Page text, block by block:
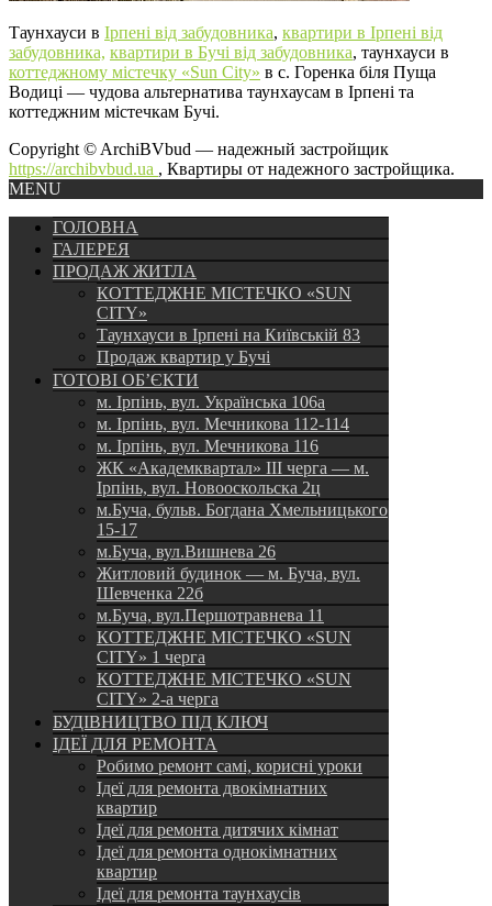
Таунхауси в Ірпені від забудовника, квартири в Ірпені від
забудовника, квартири в Бучі від забудовника, таунхауси в
коттеджному містечку «Sun City» в с. Горенка біля Пуща
Водиці — чудова альтернатива таунхаусам в Ірпені та
коттеджним містечкам Бучі.
Copyright © ArchiBVbud — надежный застройщик
https://archibvbud.ua , Квартиры от надежного застройщика.
MENU
ГОЛОВНА
ГАЛЕРЕЯ
ПРОДАЖ ЖИТЛА
КОТТЕДЖНЕ МІСТЕЧКО «SUN
CITY»
Таунхауси в Ірпені на Київській 83
Продаж квартир у Бучі
ГОТОВІ ОБ’ЄКТИ
м. Ірпінь, вул. Українська 106а
м. Ірпінь, вул. Мечникова 112-114
м. Ірпінь, вул. Мечникова 116
ЖК «Академквартал» III черга — м.
Ірпінь, вул. Новооскольска 2ц
м.Буча, бульв. Богдана Хмельницького
15-17
м.Буча, вул.Вишнева 26
Житловий будинок — м. Буча, вул.
Шевченка 22б
м.Буча, вул.Першотравнева 11
КОТТЕДЖНЕ МІСТЕЧКО «SUN
CITY» 1 черга
КОТТЕДЖНЕ МІСТЕЧКО «SUN
CITY» 2-а черга
БУДІВНИЦТВО ПІД КЛЮЧ
ІДЕЇ ДЛЯ РЕМОНТА
Робимо ремонт самі, корисні уроки
Ідеї для ремонта двокімнатних
квартир
Ідеї для ремонта дитячих кімнат
Ідеї для ремонта однокімнатних
квартир
Ідеї для ремонта таунхаусів